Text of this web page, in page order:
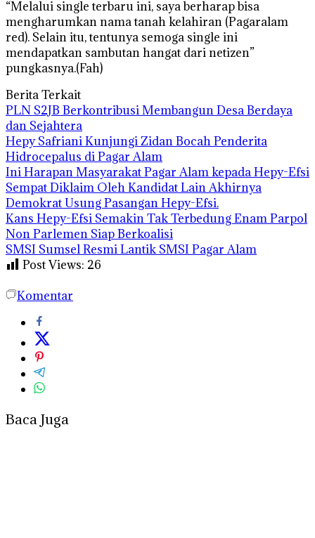
“Melalui single terbaru ini, saya berharap bisa
mengharumkan nama tanah kelahiran (Pagaralam
red). Selain itu, tentunya semoga single ini
mendapatkan sambutan hangat dari netizen”
pungkasnya.(Fah)
Berita Terkait
PLN S2JB Berkontribusi Membangun Desa Berdaya
dan Sejahtera
Hepy Safriani Kunjungi Zidan Bocah Penderita
Hidrocepalus di Pagar Alam
Ini Harapan Masyarakat Pagar Alam kepada Hepy-Efsi
Sempat Diklaim Oleh Kandidat Lain Akhirnya
Demokrat Usung Pasangan Hepy-Efsi.
Kans Hepy-Efsi Semakin Tak Terbedung Enam Parpol
Non Parlemen Siap Berkoalisi
SMSI Sumsel Resmi Lantik SMSI Pagar Alam
Post Views: 26
Komentar
Baca Juga